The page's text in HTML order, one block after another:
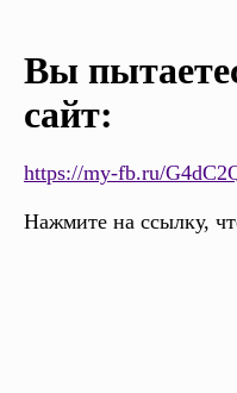
Вы
сайт:
https://my-fb.ru/
Нажмите на ссылку,